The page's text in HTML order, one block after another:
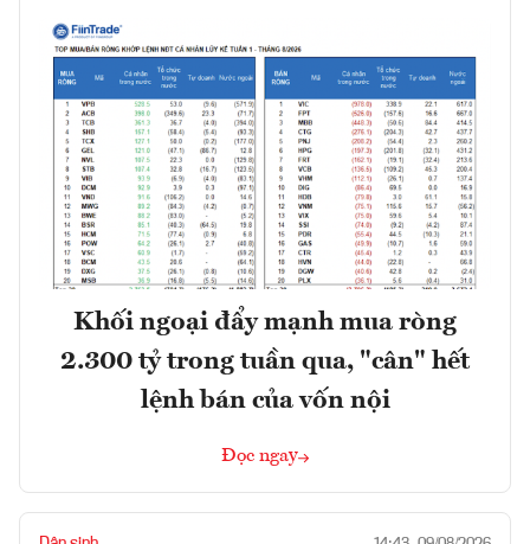
Khối ngoại đẩy mạnh mua ròng
2.300 tỷ trong tuần qua, "cân" hết
lệnh bán của vốn nội
Đọc ngay